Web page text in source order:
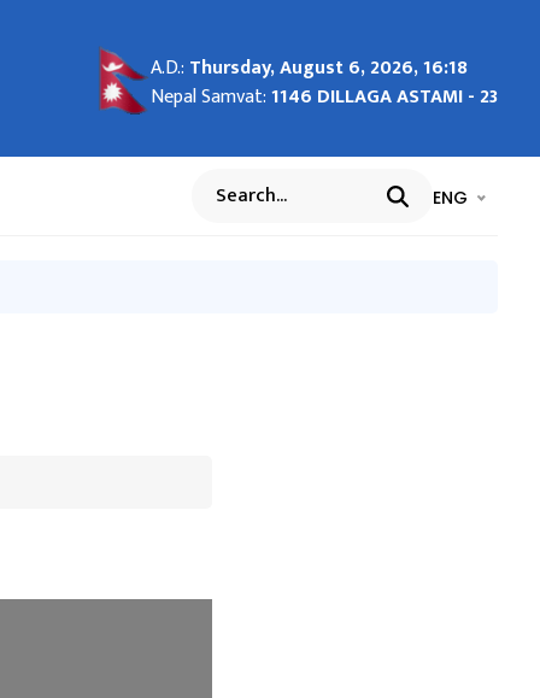
of
two
A.D.: Thursday, August 6, 2026, 16:18
Nepal Samvat:1146 DILLAGA ASTAMI - 23
Search भाषा चयन
ENG